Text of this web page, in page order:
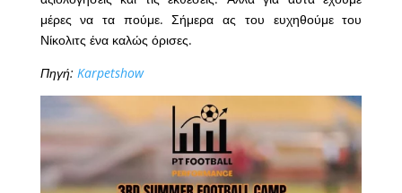
μέρες να τα πούμε. Σήμερα ας του ευχηθούμε του
Νίκολιτς ένα καλώς όρισες.
Πηγή: Karpetshow